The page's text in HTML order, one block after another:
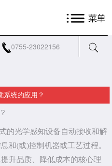
0755-23022156
系统的应用？
的光学感知设备自动接收和解
和(或)控制机器或工艺过程。
升品质、降低成本的核心理